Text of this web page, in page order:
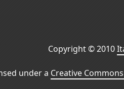
Copyright © 2010
under a Creative